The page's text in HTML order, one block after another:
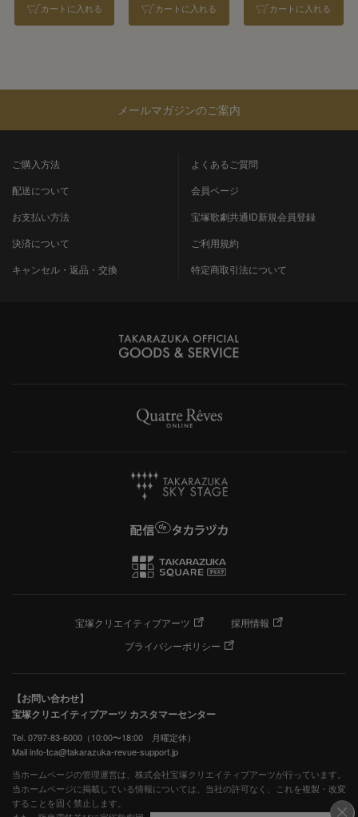
カートに入れる カートに入れる カートに入れる
メールマガジンのご案内
ご購入方法
配送について
お支払い方法
決済について
キャンセル・返品・交換
よくあるご質問
会員ページ
宝塚歌劇共通ID新規会員登録
ご利用規約
特定商取引法について
宝塚クリエイティブアーツ
採用情報
プライバシーポリシー
【お問い合わせ】
宝塚クリエイティブアーツ カスタマーセンター
Tel. 0797-83-6000（10:00〜18:00 月曜定休）
Mail info-tca@takarazuka-revue-support.jp
当ホームページの管理運営は、株式会社宝塚クリエイティブアーツが行っています。
当ホームページに掲載している情報については、当社の許可なく、これを複製・改変
することを固く禁止します。